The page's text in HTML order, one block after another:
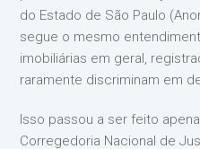
do Estado de São Paulo
segue o mesmo
imobiliárias em geral,
raramente discriminam em
Isso passou a ser feito
Corregedoria Nacional de